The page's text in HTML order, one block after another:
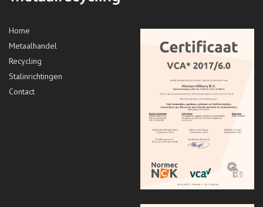
Home
Metaalhandel
Recycling
Stalinrichtingen
Contact